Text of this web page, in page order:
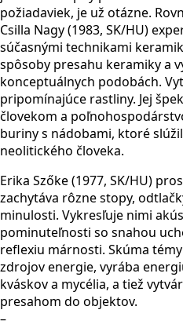
požiadaviek, je už otázne.
Csilla Nagy (1983, SK/HU)
súčasnými technikami
spôsoby presahu keramiky a
konceptuálnych podobách.
pripomínajúce rastliny. Jej
človekom a
buriny s nádobami, ktoré
neolitického človeka.
Erika Szőke (1977, SK/HU)
zachytáva rôzne stopy,
minulosti. Vykresľuje nimi
pominuteľnosti so snahou
reflexiu márnosti. Skúma
zdrojov energie, vyrába
kváskov a mycélia, a tiež
presahom do objektov.
–